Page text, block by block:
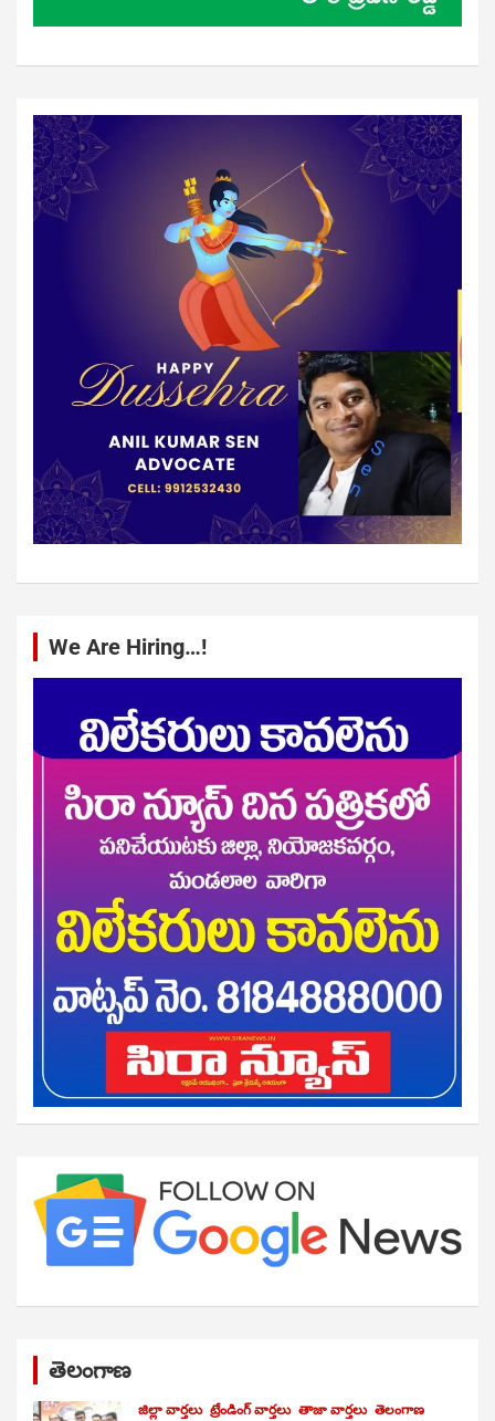
We Are Hiring…!
తెలంగాణ
జిల్లా వార్తలు ట్రేండింగ్ వార్తలు తాజా వార్తలు తెలంగాణ